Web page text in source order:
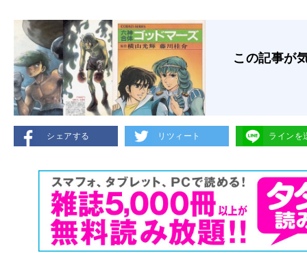
この記事が
シェアする リツィート ラインを